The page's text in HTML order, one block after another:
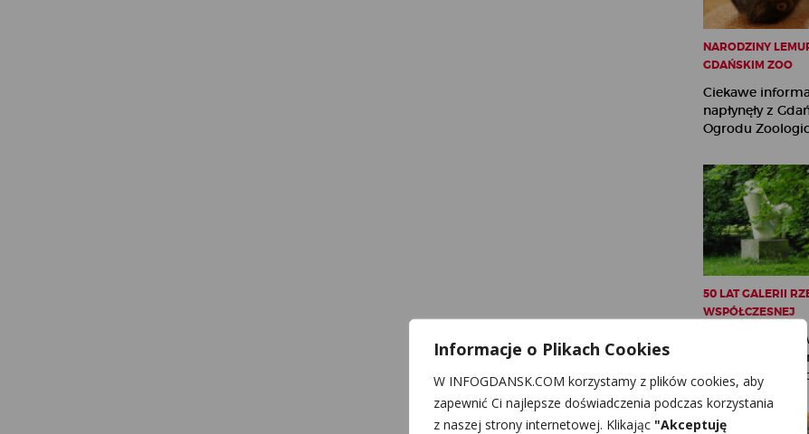
Informacje o Plikach Cookies
W INFOGDANSK.COM korzystamy z plików cookies, aby
zapewnić Ci najlepsze doświadczenia podczas korzystania
z naszej strony internetowej. Klikając "Akceptuję
NARODZINY
GDAŃSKIM ZOO
Ciekawe
napłynęły z
Ogrodu
50 LAT GALERII
WSPÓŁCZESNEJ
Przyciągające
rzeźby zdobią
Parku